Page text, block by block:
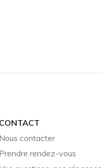
CONTACT
Nous contacter
Prendre rendez-vous